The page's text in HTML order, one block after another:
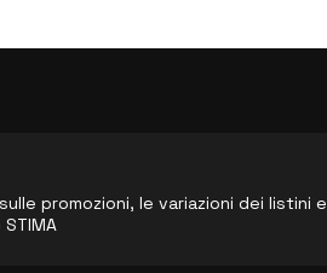
promozioni, le variazioni dei listini e